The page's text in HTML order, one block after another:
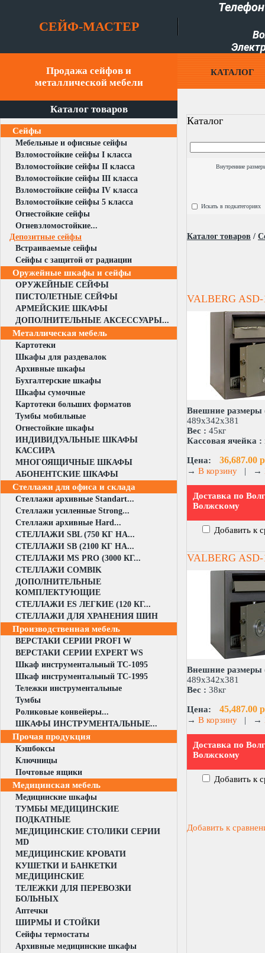
СЕЙФ-МАСТЕР
Продажа сейфов и
металлической мебели
Каталог товаров
Сейфы
Мебельные и офисные сейфы
Взломостойкие сейфы I класса
Взломостойкие сейфы II класса
Взломостойкие сейфы III класса
Взломостойкие сейфы IV класса
Взломостойкие сейфы 5 класса
Огнестойкие сейфы
Огневзломостойкие...
Депозитные сейфы
Встраиваемые сейфы
Сейфы с защитой от радиации
Оружейные шкафы и сейфы
ОРУЖЕЙНЫЕ СЕЙФЫ
ПИСТОЛЕТНЫЕ СЕЙФЫ
АРМЕЙСКИЕ ШКАФЫ
ДОПОЛНИТЕЛЬНЫЕ АКСЕССУАРЫ...
Металлическая мебель
Картотеки
Шкафы для раздевалок
Архивные шкафы
Бухгалтерские шкафы
Шкафы сумочные
Картотеки больших форматов
Тумбы мобильные
Огнестойкие шкафы
ИНДИВИДУАЛЬНЫЕ ШКАФЫ
КАССИРА
МНОГОЯЩИЧНЫЕ ШКАФЫ
АБОНЕНТСКИЕ ШКАФЫ
Стеллажи для офиса и склада
Стеллажи архивные Standart...
Стеллажи усиленные Strong...
Стеллажи архивные Hard...
СТЕЛЛАЖИ SBL (750 КГ НА...
СТЕЛЛАЖИ SB (2100 КГ НА...
СТЕЛЛАЖИ MS PRO (3000 КГ...
СТЕЛЛАЖИ COMBIK
ДОПОЛНИТЕЛЬНЫЕ
КОМПЛЕКТУЮЩИЕ
СТЕЛЛАЖИ ES ЛЕГКИЕ (120 КГ...
СТЕЛЛАЖИ ДЛЯ ХРАНЕНИЯ ШИН
Производственная мебель
ВЕРСТАКИ СЕРИИ PROFI W
ВЕРСТАКИ СЕРИИ EXPERT WS
Шкаф инструментальный TC-1095
Шкаф инструментальный TC-1995
Тележки инструментальные
Тумбы
Роликовые конвейеры...
ШКАФЫ ИНСТРУМЕНТАЛЬНЫЕ...
Прочая продукция
Кэшбоксы
Ключницы
Почтовые ящики
Медицинская мебель
Медицинские шкафы
ТУМБЫ МЕДИЦИНСКИЕ
ПОДКАТНЫЕ
МЕДИЦИНСКИЕ СТОЛИКИ СЕРИИ
MD
МЕДИЦИНСКИЕ КРОВАТИ
КУШЕТКИ И БАНКЕТКИ
МЕДИЦИНСКИЕ
ТЕЛЕЖКИ ДЛЯ ПЕРЕВОЗКИ
БОЛЬНЫХ
Аптечки
ШИРМЫ И СТОЙКИ
Сейфы термостаты
Архивные медицинские шкафы
КАТАЛОГ
Каталог
Внутренние
Искать в подкатегориях
Каталог товаров /
VALBERG ASD-
Внешние
489х342х381
Вес : 45кг
Кассовая ячейка :
Цена: 36,687.00
→ В корзину | →
Доставка по
Волжскому
Добавить к
VALBERG
Внешние
489x342x381
Вес : 38кг
Цена: 45,487.00
→ В корзину | →
Доставка по
Волжскому
Добавить к
Добавить к